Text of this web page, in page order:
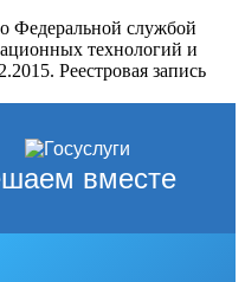
Федеральной службой
технологий и
Реестровая запись
вместе